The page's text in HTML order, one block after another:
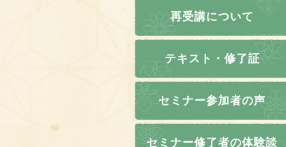
再受講について
テキスト・修了証
セミナー参加者の声
セミナー修了者の体験談